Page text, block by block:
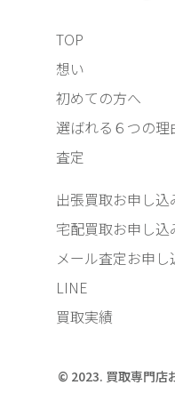
TOP
想い
初めての方へ
選ばれる６つの理
査定
出張買取お申し込
宅配買取お申し込
メール査定お申し
LINE
買取実績
© 2023. 買取専門店